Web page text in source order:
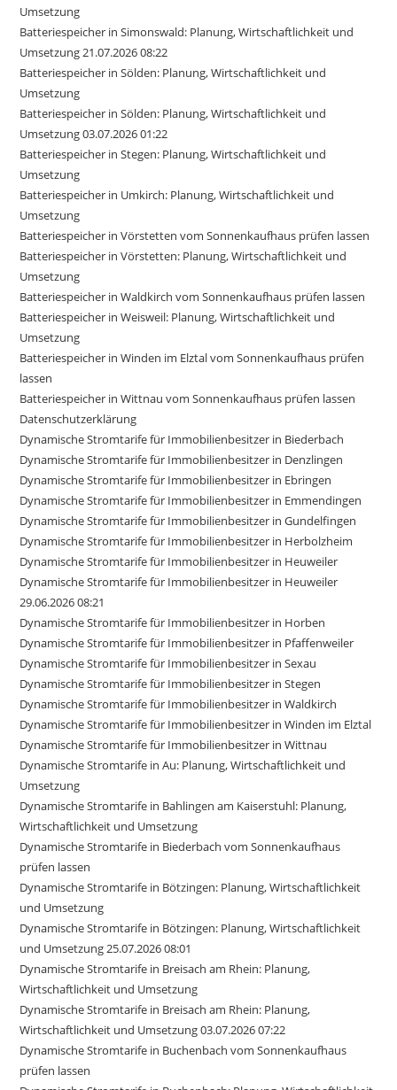
Umsetzung
Batteriespeicher in Simonswald: Planung, Wirtschaftlichkeit und
Umsetzung 21.07.2026 08:22
Batteriespeicher in Sölden: Planung, Wirtschaftlichkeit und
Umsetzung
Batteriespeicher in Sölden: Planung, Wirtschaftlichkeit und
Umsetzung 03.07.2026 01:22
Batteriespeicher in Stegen: Planung, Wirtschaftlichkeit und
Umsetzung
Batteriespeicher in Umkirch: Planung, Wirtschaftlichkeit und
Umsetzung
Batteriespeicher in Vörstetten vom Sonnenkaufhaus prüfen lassen
Batteriespeicher in Vörstetten: Planung, Wirtschaftlichkeit und
Umsetzung
Batteriespeicher in Waldkirch vom Sonnenkaufhaus prüfen lassen
Batteriespeicher in Weisweil: Planung, Wirtschaftlichkeit und
Umsetzung
Batteriespeicher in Winden im Elztal vom Sonnenkaufhaus prüfen
lassen
Batteriespeicher in Wittnau vom Sonnenkaufhaus prüfen lassen
Datenschutzerklärung
Dynamische Stromtarife für Immobilienbesitzer in Biederbach
Dynamische Stromtarife für Immobilienbesitzer in Denzlingen
Dynamische Stromtarife für Immobilienbesitzer in Ebringen
Dynamische Stromtarife für Immobilienbesitzer in Emmendingen
Dynamische Stromtarife für Immobilienbesitzer in Gundelfingen
Dynamische Stromtarife für Immobilienbesitzer in Herbolzheim
Dynamische Stromtarife für Immobilienbesitzer in Heuweiler
Dynamische Stromtarife für Immobilienbesitzer in Heuweiler
29.06.2026 08:21
Dynamische Stromtarife für Immobilienbesitzer in Horben
Dynamische Stromtarife für Immobilienbesitzer in Pfaffenweiler
Dynamische Stromtarife für Immobilienbesitzer in Sexau
Dynamische Stromtarife für Immobilienbesitzer in Stegen
Dynamische Stromtarife für Immobilienbesitzer in Waldkirch
Dynamische Stromtarife für Immobilienbesitzer in Winden im Elztal
Dynamische Stromtarife für Immobilienbesitzer in Wittnau
Dynamische Stromtarife in Au: Planung, Wirtschaftlichkeit und
Umsetzung
Dynamische Stromtarife in Bahlingen am Kaiserstuhl: Planung,
Wirtschaftlichkeit und Umsetzung
Dynamische Stromtarife in Biederbach vom Sonnenkaufhaus
prüfen lassen
Dynamische Stromtarife in Bötzingen: Planung, Wirtschaftlichkeit
und Umsetzung
Dynamische Stromtarife in Bötzingen: Planung, Wirtschaftlichkeit
und Umsetzung 25.07.2026 08:01
Dynamische Stromtarife in Breisach am Rhein: Planung,
Wirtschaftlichkeit und Umsetzung
Dynamische Stromtarife in Breisach am Rhein: Planung,
Wirtschaftlichkeit und Umsetzung 03.07.2026 07:22
Dynamische Stromtarife in Buchenbach vom Sonnenkaufhaus
prüfen lassen